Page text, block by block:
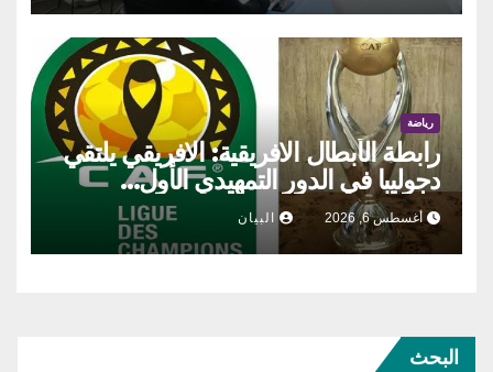
رياضة
رابطة الأبطال الافريقية: الافريقي يلتقي
دجوليبا في الدور التمهيدي الأول…
أغسطس 6, 2026 البيان
البحث